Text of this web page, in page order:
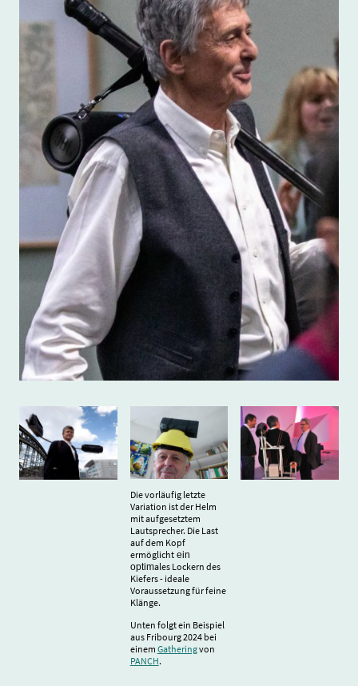
Die vorläufig letzte
Variation ist der Helm
mit aufgesetztem
Lautsprecher. Die Last
auf dem Kopf
ermöglichtein
optimales Lockern des
Kiefers - ideale
Voraussetzung für feine
Klänge.
Unten folgt ein Beispiel
aus Fribourg 2024 bei
einem Gatheringvon
PANCH.